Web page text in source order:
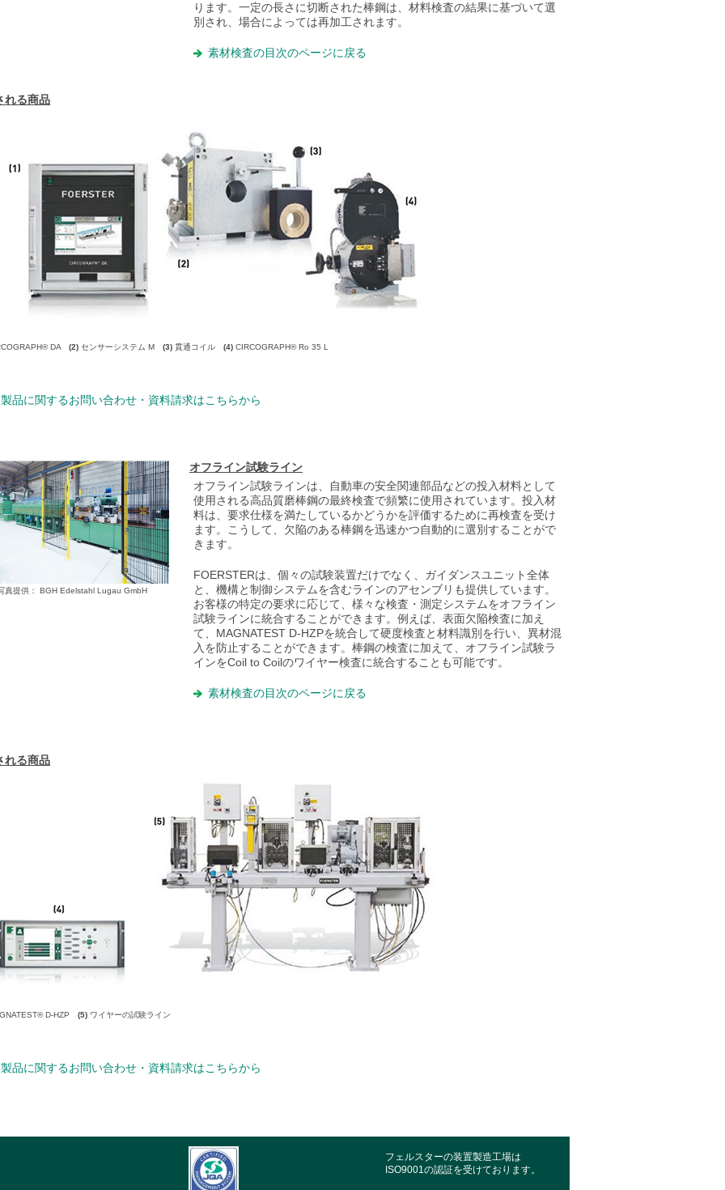
ります。一定の長さに切断された棒鋼は、材料検査の結果に基づいて選
別され、場合によっては再加工されます。
素材検査の目次のページに戻る
れる商品
DA (2) センサーシステム M (3) 貫通コイル (4) CIRCOGRAPH® Ro 35 L
品に関するお問い合わせ・資料請求はこちらから
真提供： BGH Edelstahl Lugau GmbH
オフライン試験ライン
オフライン試験ラインは、自動車の安全関連部品などの投入材料として
使用される高品質磨棒鋼の最終検査で頻繁に使用されています。投入材
料は、要求仕様を満たしているかどうかを評価するために再検査を受け
ます。こうして、欠陥のある棒鋼を迅速かつ自動的に選別することがで
きます。
FOERSTERは、個々の試験装置だけでなく、ガイダンスユニット全体
と、機構と制御システムを含むラインのアセンブリも提供しています。
お客様の特定の要求に応じて、様々な検査・測定システムをオフライン
試験ラインに統合することができます。例えば、表面欠陥検査に加え
て、MAGNATEST D-HZPを統合して硬度検査と材料識別を行い、異材混
入を防止することができます。棒鋼の検査に加えて、オフライン試験ラ
インをCoil to Coilのワイヤー検査に統合することも可能です。
素材検査の目次のページに戻る
れる商品
D-HZP (5) ワイヤーの試験ライン
品に関するお問い合わせ・資料請求はこちらから
フェルスターの装置製造工場は
ISO9001の認証を受けております。